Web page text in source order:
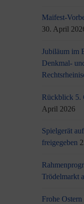
Maifest-
30. April
Jubiläum im
Denkmal-
Rückblick 5.
April 2026
Spielgerät
freigegeben
Trödelmarkt
Frohe Ostern